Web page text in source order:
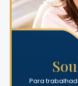
Para